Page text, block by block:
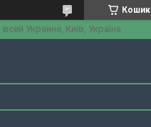
Кошик
Украине, Київ, Україна